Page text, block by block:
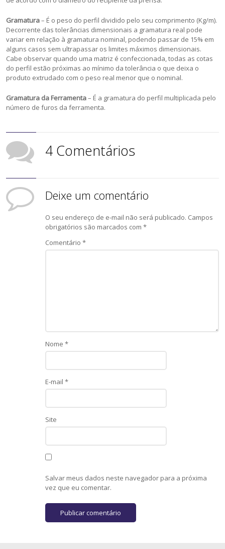
Gramatura– É o peso do perfil dividido pelo seu comprimento (Kg/m).
Decorrente das tolerâncias dimensionais a gramatura real pode
variar em relação à gramatura nominal, podendo passar de 15% em
alguns casos sem ultrapassar os limites máximos dimensionais.
Cabe observar quando uma matriz é confeccionada, todas as cotas
do perfil estão próximas ao mínimo da tolerância o que deixa o
produto extrudado com o peso real menor que o nominal.
Gramatura da Ferramenta– É a gramatura do perfil multiplicada pelo
número de furos da ferramenta.
4 Comentários
Deixe um comentário
O seu endereço de e-mail não será publicado. Campos
obrigatórios são marcados com*
Comentário*
Nome*
E-mail*
Site
Salvar meus dados neste navegador para a próxima
vez que eu comentar.